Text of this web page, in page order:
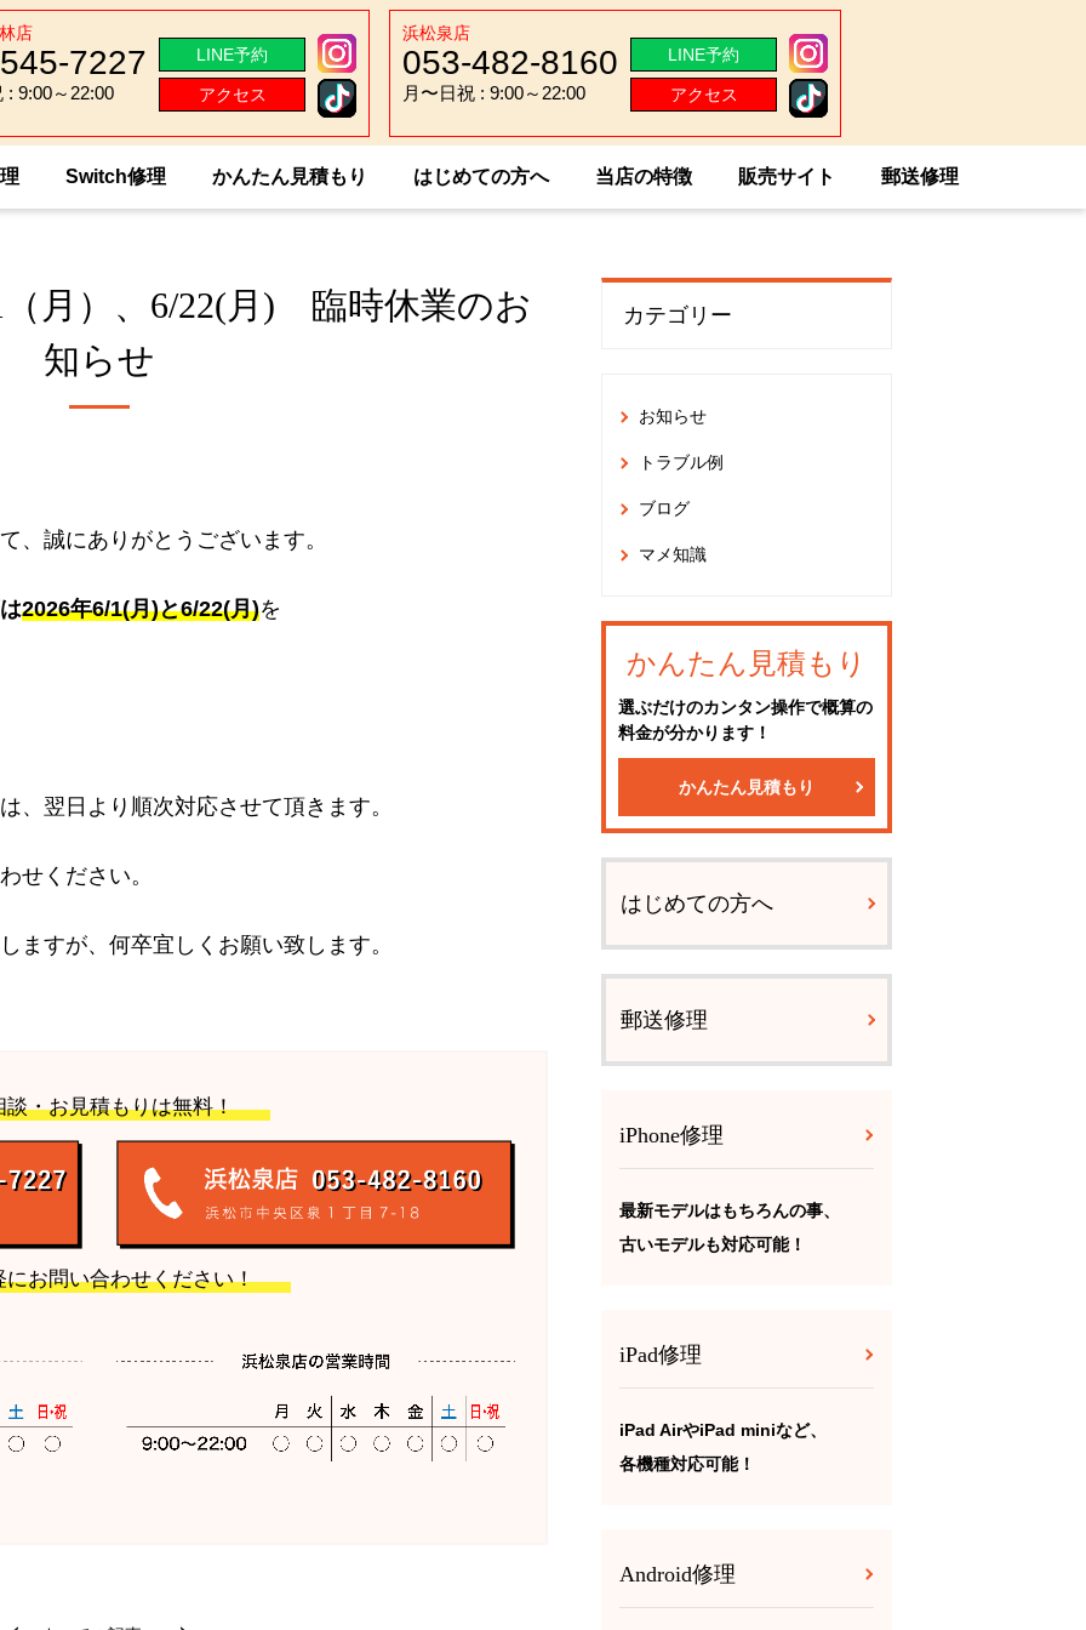
店
7227
: 9:00～22:00
LINE予約
アクセス
浜松泉店
053-482-8160
月〜日祝 : 9:00～22:00
LINE予約
アクセス
Switch修理 かんたん見積もり はじめての方へ 当店の特徴 販売サイト 郵送修理
若林店】6/1（月）、6/22(月) 臨時休業のお知らせ
月）、6/22(月) 臨時休業のお
知らせ
、誠にありがとうございます。
2026年6/1(月)と6/22(月)を
、翌日より順次対応させて頂きます。
せください。
ますが、何卒宜しくお願い致します。
談・お見積もりは無料！
にお問い合わせください！
カテゴリー
お知らせ
トラブル例
ブログ
マメ知識
かんたん見積もり
選ぶだけのカンタン操作で概算の
料金が分かります！
かんたん見積もり
はじめての方へ
郵送修理
iPhone修理
最新モデルはもちろんの事、
古いモデルも対応可能！
iPad修理
iPad AirやiPad miniなど、
各機種対応可能！
Android修理